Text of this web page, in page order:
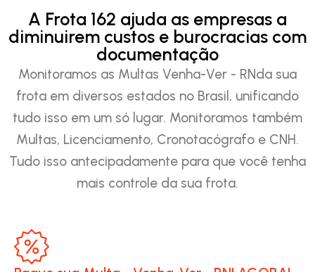
A Frota 162 ajuda as empresas a
diminuirem custos e burocracias com
documentação
Monitoramos as Multas Venha-Ver - RNda sua
frota em diversos estados no Brasil, unificando
tudo isso em um só lugar. Monitoramos também
Multas, Licenciamento, Cronotacógrafo e CNH.
Tudo isso antecipadamente para que você tenha
mais controle da sua frota.